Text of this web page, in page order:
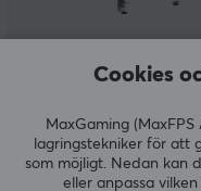
Desktop Multi-Mount
Stativ (DEMO)
Cookies
MaxGaming
lagringstekniker för att
som möjligt. Nedan kan
eller anpassa